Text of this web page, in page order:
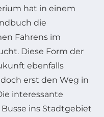
hat in einem
die
Fahrens im
Diese Form der
ebenfalls
erst den Weg in
interessante
ins Stadtgebiet